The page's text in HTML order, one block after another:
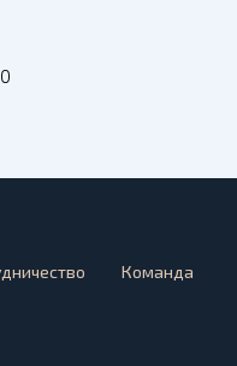
Команда